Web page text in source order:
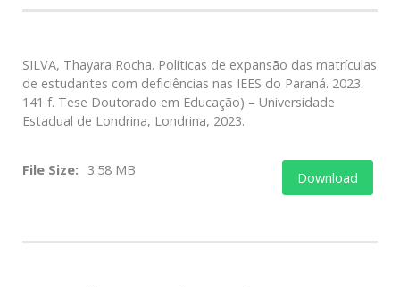
SILVA, Thayara Rocha. Políticas de expansão das matrículas
de estudantes com deficiências nas IEES do Paraná. 2023.
141 f. Tese Doutorado em Educação) – Universidade
Estadual de Londrina, Londrina, 2023.
File Size: 3.58 MB Download